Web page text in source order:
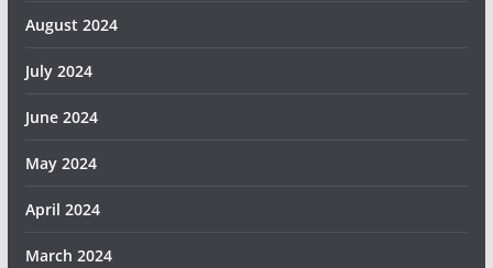
August 2024
July 2024
June 2024
May 2024
April 2024
March 2024